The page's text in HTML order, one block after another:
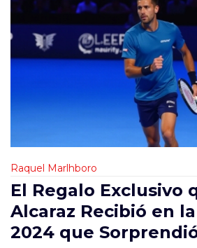
Raquel Marlhboro
El Regalo Exclusivo
Alcaraz Recibió en
2024 que